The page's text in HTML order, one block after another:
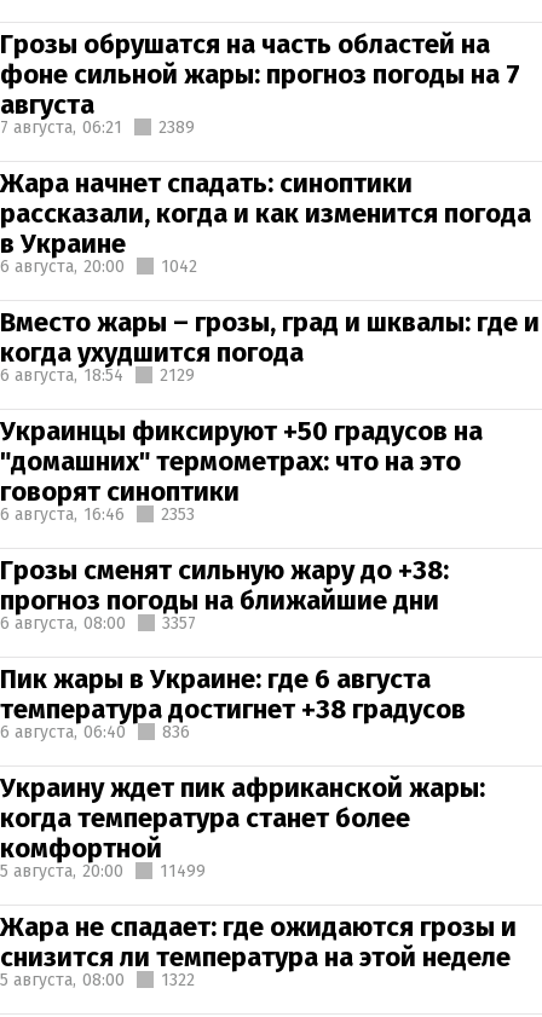
Грозы обрушатся на часть областей на
фоне сильной жары: прогноз погоды на 7
августа
7 августа, 06:21 2389
Жара начнет спадать: синоптики
рассказали, когда и как изменится погода
в Украине
6 августа, 20:00 1042
Вместо жары – грозы, град и шквалы: где и
когда ухудшится погода
6 августа, 18:54 2129
Украинцы фиксируют +50 градусов на
"домашних" термометрах: что на это
говорят синоптики
6 августа, 16:46 2353
Грозы сменят сильную жару до +38:
прогноз погоды на ближайшие дни
6 августа, 08:00 3357
Пик жары в Украине: где 6 августа
температура достигнет +38 градусов
6 августа, 06:40 836
Украину ждет пик африканской жары:
когда температура станет более
комфортной
5 августа, 20:00 11499
Жара не спадает: где ожидаются грозы и
снизится ли температура на этой неделе
5 августа, 08:00 1322